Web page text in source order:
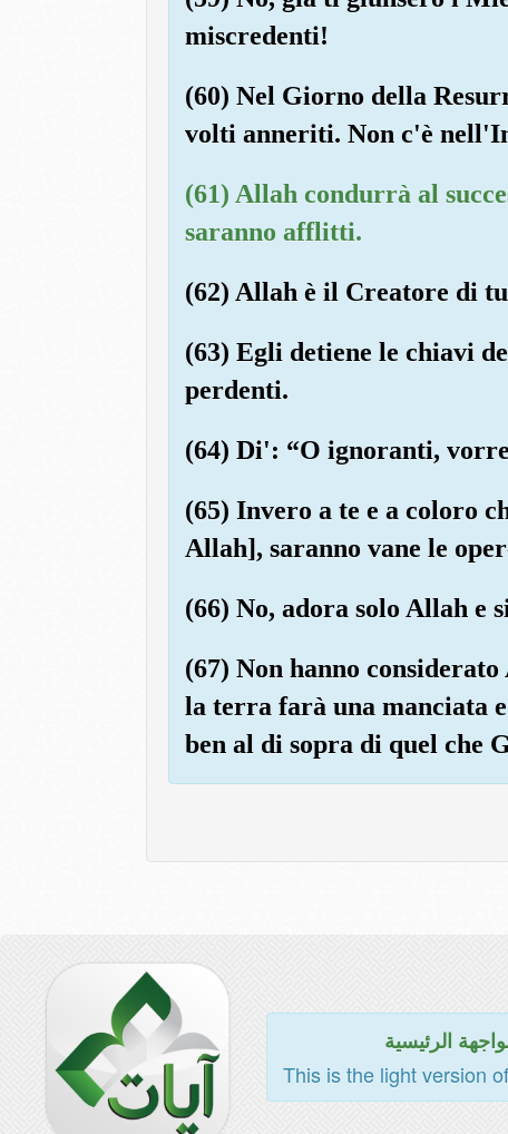
miscredenti!
(60) Nel Giorno della
volti anneriti. Non c'è
(61) Allah condurrà al
saranno afflitti.
(62) Allah è il Creatore di
(63) Egli detiene le chiavi
perdenti.
(64) Di': “O ignoranti,
(65) Invero a te e a coloro
Allah], saranno vane le
(66) No, adora solo Allah e
(67) Non hanno
la terra farà una manciata
ben al di sopra di quel che
الرئيسية
This is the light version